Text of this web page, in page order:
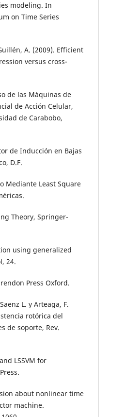
modeling. In
on Time Series
A. (2009). Efficient
versus cross-
de las Máquinas de
de Acción Celular,
de Carabobo,
de Inducción en Bajas
D.F.
Mediante Least Square
Theory, Springer-
using generalized
24.
Press Oxford.
L. y Arteaga, F.
rotórica del
de soporte, Rev.
LSSVM for
about nonlinear time
machine.